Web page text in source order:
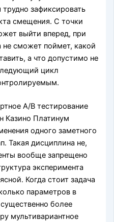
зафиксировать
смещения. С точки
выйти вперед, при
не сможет поймет, какой
а что допустимо не
цикл
A/B тестирование
Казино Платинум
одного заметного
Такая дисциплина не,
вообще запрещено
эксперимента
Когда стоит задача
параметров в
более
мультивариантное